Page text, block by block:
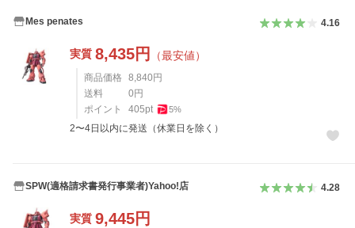
Mes penates 4.16
実質 8,435円 （最安値）
商品価格 8,840 円
送料
0 円
ポイント
405pt 5%
2〜4日以内に発送（休業日を除く）
SPW(適格請求書発行事業者)Yahoo!店 4.28
実質 9,445円